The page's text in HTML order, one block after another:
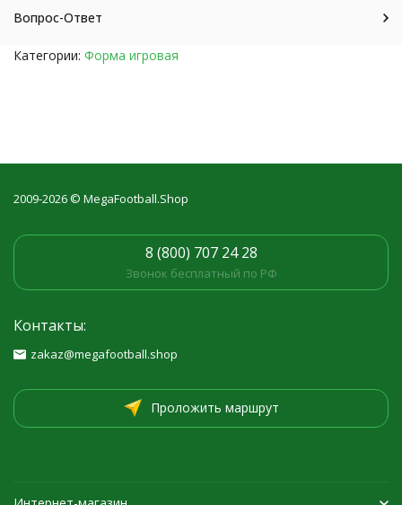
Вопрос-Ответ
Категории: Форма игровая
2009-2026 © MegaFootball.Shop
8 (800) 707 24 28
Звонок бесплатный по РФ
Контакты:
zakaz@megafootball.shop
Проложить маршрут